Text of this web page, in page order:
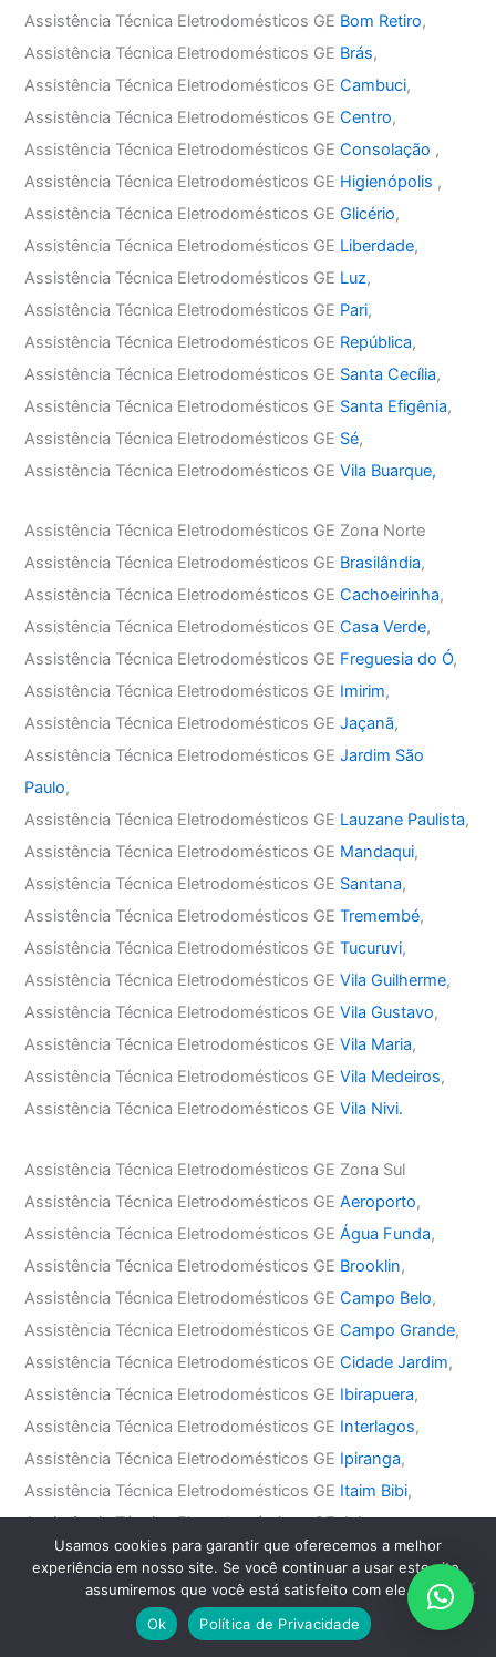
Assistência Técnica Eletrodomésticos GE Bom Retiro,
Assistência Técnica Eletrodomésticos GE Brás,
Assistência Técnica Eletrodomésticos GECambuci,
Assistência Técnica Eletrodomésticos GECentro,
Assistência Técnica Eletrodomésticos GEConsolação ,
Assistência Técnica Eletrodomésticos GE Higienópolis ,
Assistência Técnica Eletrodomésticos GEGlicério,
Assistência Técnica Eletrodomésticos GE Liberdade,
Assistência Técnica Eletrodomésticos GE Luz,
Assistência Técnica Eletrodomésticos GE Pari,
Assistência Técnica Eletrodomésticos GE República,
Assistência Técnica Eletrodomésticos GE Santa Cecília,
Assistência Técnica Eletrodomésticos GE Santa Efigênia,
Assistência Técnica Eletrodomésticos GE Sé,
Assistência Técnica Eletrodomésticos GEVila Buarque,
Assistência Técnica Eletrodomésticos GE Zona Norte
Assistência Técnica Eletrodomésticos GE Brasilândia,
Assistência Técnica Eletrodomésticos GECachoeirinha,
Assistência Técnica Eletrodomésticos GECasa Verde,
Assistência Técnica Eletrodomésticos GE Freguesia do Ó,
Assistência Técnica Eletrodomésticos GE Imirim,
Assistência Técnica Eletrodomésticos GEJaçanã,
Assistência Técnica Eletrodomésticos GEJardim São
Paulo,
Assistência Técnica Eletrodomésticos GE Lauzane Paulista,
Assistência Técnica Eletrodomésticos GE Mandaqui,
Assistência Técnica Eletrodomésticos GE Santana,
Assistência Técnica Eletrodomésticos GETremembé,
Assistência Técnica Eletrodomésticos GETucuruvi,
Assistência Técnica Eletrodomésticos GEVila Guilherme,
Assistência Técnica Eletrodomésticos GEVila Gustavo,
Assistência Técnica Eletrodomésticos GEVila Maria,
Assistência Técnica Eletrodomésticos GEVila Medeiros,
Assistência Técnica Eletrodomésticos GEVila Nivi.
Assistência Técnica Eletrodomésticos GE Zona Sul
Assistência Técnica Eletrodomésticos GEAeroporto,
Assistência Técnica Eletrodomésticos GEÁgua Funda,
Assistência Técnica Eletrodomésticos GE Brooklin,
Assistência Técnica Eletrodomésticos GECampo Belo,
Assistência Técnica Eletrodomésticos GECampo Grande,
Assistência Técnica Eletrodomésticos GECidade Jardim,
Assistência Técnica Eletrodomésticos GE Ibirapuera,
Assistência Técnica Eletrodomésticos GE Interlagos,
Assistência Técnica Eletrodomésticos GE Ipiranga,
Assistência Técnica Eletrodomésticos GE Itaim Bibi,
Assistência Técnica Eletrodomésticos GEJabaquara,
Assistência Técnica Eletrodomésticos GEJardim América
Assistência Técnica Eletrodomésticos GEJardim Europa,
Assistência Técnica Eletrodomésticos GEJardim Paulista
Usamos cookies para garantir que oferecemos a melhor
experiência em nosso site. Se você continuar a usar este site,
assumiremos que você está satisfeito com ele.
Ok
Política de Privacidade